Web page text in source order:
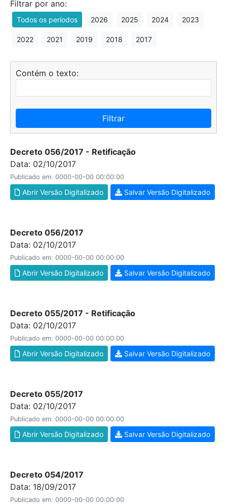
Filtrar por ano:
Todos os períodos 2026 2025 2024 2023
2022 2021 2019 2018 2017
Contém o texto:
Filtrar
Decreto 056/2017 - Retificação
Data: 02/10/2017
Publicado em: 0000-00-00 00:00:00
Abrir Versão Digitalizado Salvar Versão Digitalizado
Decreto 056/2017
Data: 02/10/2017
Publicado em: 0000-00-00 00:00:00
Abrir Versão Digitalizado Salvar Versão Digitalizado
Decreto 055/2017 - Retificação
Data: 02/10/2017
Publicado em: 0000-00-00 00:00:00
Abrir Versão Digitalizado Salvar Versão Digitalizado
Decreto 055/2017
Data: 02/10/2017
Publicado em: 0000-00-00 00:00:00
Abrir Versão Digitalizado Salvar Versão Digitalizado
Decreto 054/2017
Data: 18/09/2017
Publicado em: 0000-00-00 00:00:00